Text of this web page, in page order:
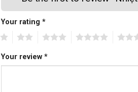
Your rating *
Your review *